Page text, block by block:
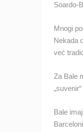
Soardo-
Mnogi
Nekada
već
Za Bale
Bale